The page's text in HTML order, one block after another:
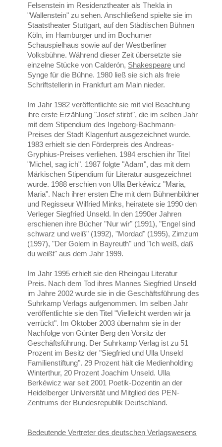
Felsenstein im Residenztheater als Thekla in
"Wallenstein" zu sehen. Anschließend spielte sie im
Staatstheater Stuttgart, auf den Städtischen Bühnen
Köln, im Hamburger und im Bochumer
Schauspielhaus sowie auf der Westberliner
Volksbühne. Während dieser Zeit übersetzte sie
einzelne Stücke von Calderón, Shakespeare und
Synge für die Bühne. 1980 ließ sie sich als freie
Schriftstellerin in Frankfurt am Main nieder.
Im Jahr 1982 veröffentlichte sie mit viel Beachtung
ihre erste Erzählung "Josef stirbt", die im selben Jahr
mit dem Stipendium des Ingeborg-Bachmann-
Preises der Stadt Klagenfurt ausgezeichnet wurde.
1983 erhielt sie den Förderpreis des Andreas-
Gryphius-Preises verliehen. 1984 erschien ihr Titel
"Michel, sag ich". 1987 folgte "Adam", das mit dem
Märkischen Stipendium für Literatur ausgezeichnet
wurde. 1988 erschien von Ulla Berkéwicz "Maria,
Maria". Nach ihrer ersten Ehe mit dem Bühnenbildner
und Regisseur Wilfried Minks, heiratete sie 1990 den
Verleger Siegfried Unseld. In den 1990er Jahren
erschienen ihre Bücher "Nur wir" (1991), "Engel sind
schwarz und weiß" (1992), "Mordad" (1995), Zimzum
(1997), "Der Golem in Bayreuth" und "Ich weiß, daß
du weißt" aus dem Jahr 1999.
Im Jahr 1995 erhielt sie den Rheingau Literatur
Preis. Nach dem Tod ihres Mannes Siegfried Unseld
im Jahre 2002 wurde sie in die Geschäftsführung des
Suhrkamp Verlags aufgenommen. Im selben Jahr
veröffentlichte sie den Titel "Vielleicht werden wir ja
verrückt". Im Oktober 2003 übernahm sie in der
Nachfolge von Günter Berg den Vorsitz der
Geschäftsführung. Der Suhrkamp Verlag ist zu 51
Prozent im Besitz der "Siegfried und Ulla Unseld
Familienstiftung". 29 Prozent hält die Medienholding
Winterthur, 20 Prozent Joachim Unseld. Ulla
Berkéwicz war seit 2001 Poetik-Dozentin an der
Heidelberger Universität und Mitglied des PEN-
Zentrums der Bundesrepublik Deutschland.
Bedeutende Vertreter des deutschen Verlagswesens